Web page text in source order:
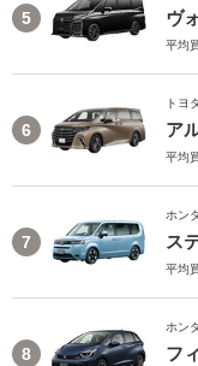
5 ヴ
平均
6
トヨ
ア
平均
7
ホン
ス
平均
8
ホン
フ